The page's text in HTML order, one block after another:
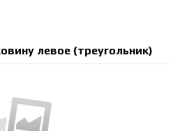
левое (треугольник)